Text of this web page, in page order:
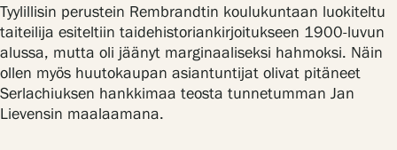
Verkkokauppa
Tyylillisin perustein Rembrandtin koulukuntaan luokiteltu
taiteilija esiteltiin taidehistoriankirjoitukseen 1900-luvun
alussa, mutta oli jäänyt marginaaliseksi hahmoksi. Näin
ollen myös huutokaupan asiantuntijat olivat pitäneet
Serlachiuksen hankkimaa teosta tunnetumman Jan
Lievensin maalaamana.